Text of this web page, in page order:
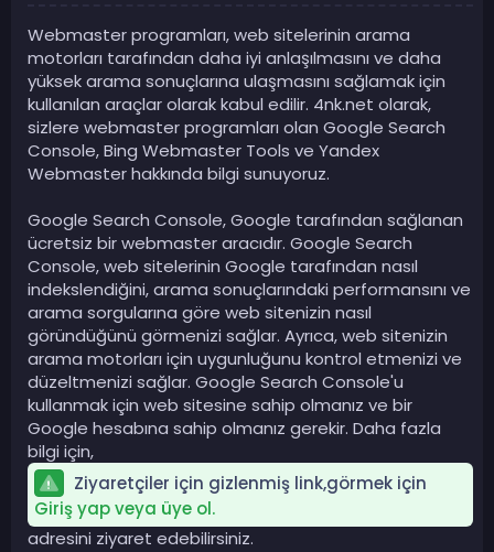
Webmaster programları, web sitelerinin arama
motorları tarafından daha iyi anlaşılmasını ve daha
yüksek arama sonuçlarına ulaşmasını sağlamak için
kullanılan araçlar olarak kabul edilir. 4nk.net olarak,
sizlere webmaster programları olan Google Search
Console, Bing Webmaster Tools ve Yandex
Webmaster hakkında bilgi sunuyoruz.
Google Search Console, Google tarafından sağlanan
ücretsiz bir webmaster aracıdır. Google Search
Console, web sitelerinin Google tarafından nasıl
indekslendiğini, arama sonuçlarındaki performansını ve
arama sorgularına göre web sitenizin nasıl
göründüğünü görmenizi sağlar. Ayrıca, web sitenizin
arama motorları için uygunluğunu kontrol etmenizi ve
düzeltmenizi sağlar. Google Search Console'u
kullanmak için web sitesine sahip olmanız ve bir
Google hesabına sahip olmanız gerekir. Daha fazla
bilgi için,
Ziyaretçiler için gizlenmiş link,görmek için
Giriş yap veya üye ol.
adresini ziyaret edebilirsiniz.